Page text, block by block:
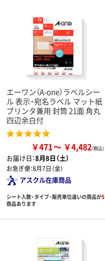
エーワン（A-one）ラベルシー
ル 表示・宛名ラベル マット紙
プリンタ兼用 封筒 21面 角丸
四辺余白付
￥471 ￥4,482
お届け日：8月8日（土）
お急ぎ便：8月7日（金）
アスクル在庫商品
シート入数・タイプ・販売単位違いの商品が5
商品あります